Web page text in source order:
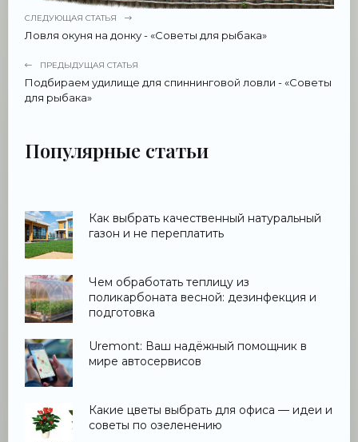
СЛЕДУЮЩАЯ СТАТЬЯ
Ловля окуня на донку - «Советы для рыбака»
ПРЕДЫДУЩАЯ СТАТЬЯ
Подбираем удилище для спиннинговой ловли - «Советы
для рыбака»
Популярные статьи
Как выбрать качественный натуральный
газон и не переплатить
Чем обработать теплицу из
поликарбоната весной: дезинфекция и
подготовка
Uremont: Ваш надёжный помощник в
мире автосервисов
Какие цветы выбрать для офиса — идеи и
советы по озеленению